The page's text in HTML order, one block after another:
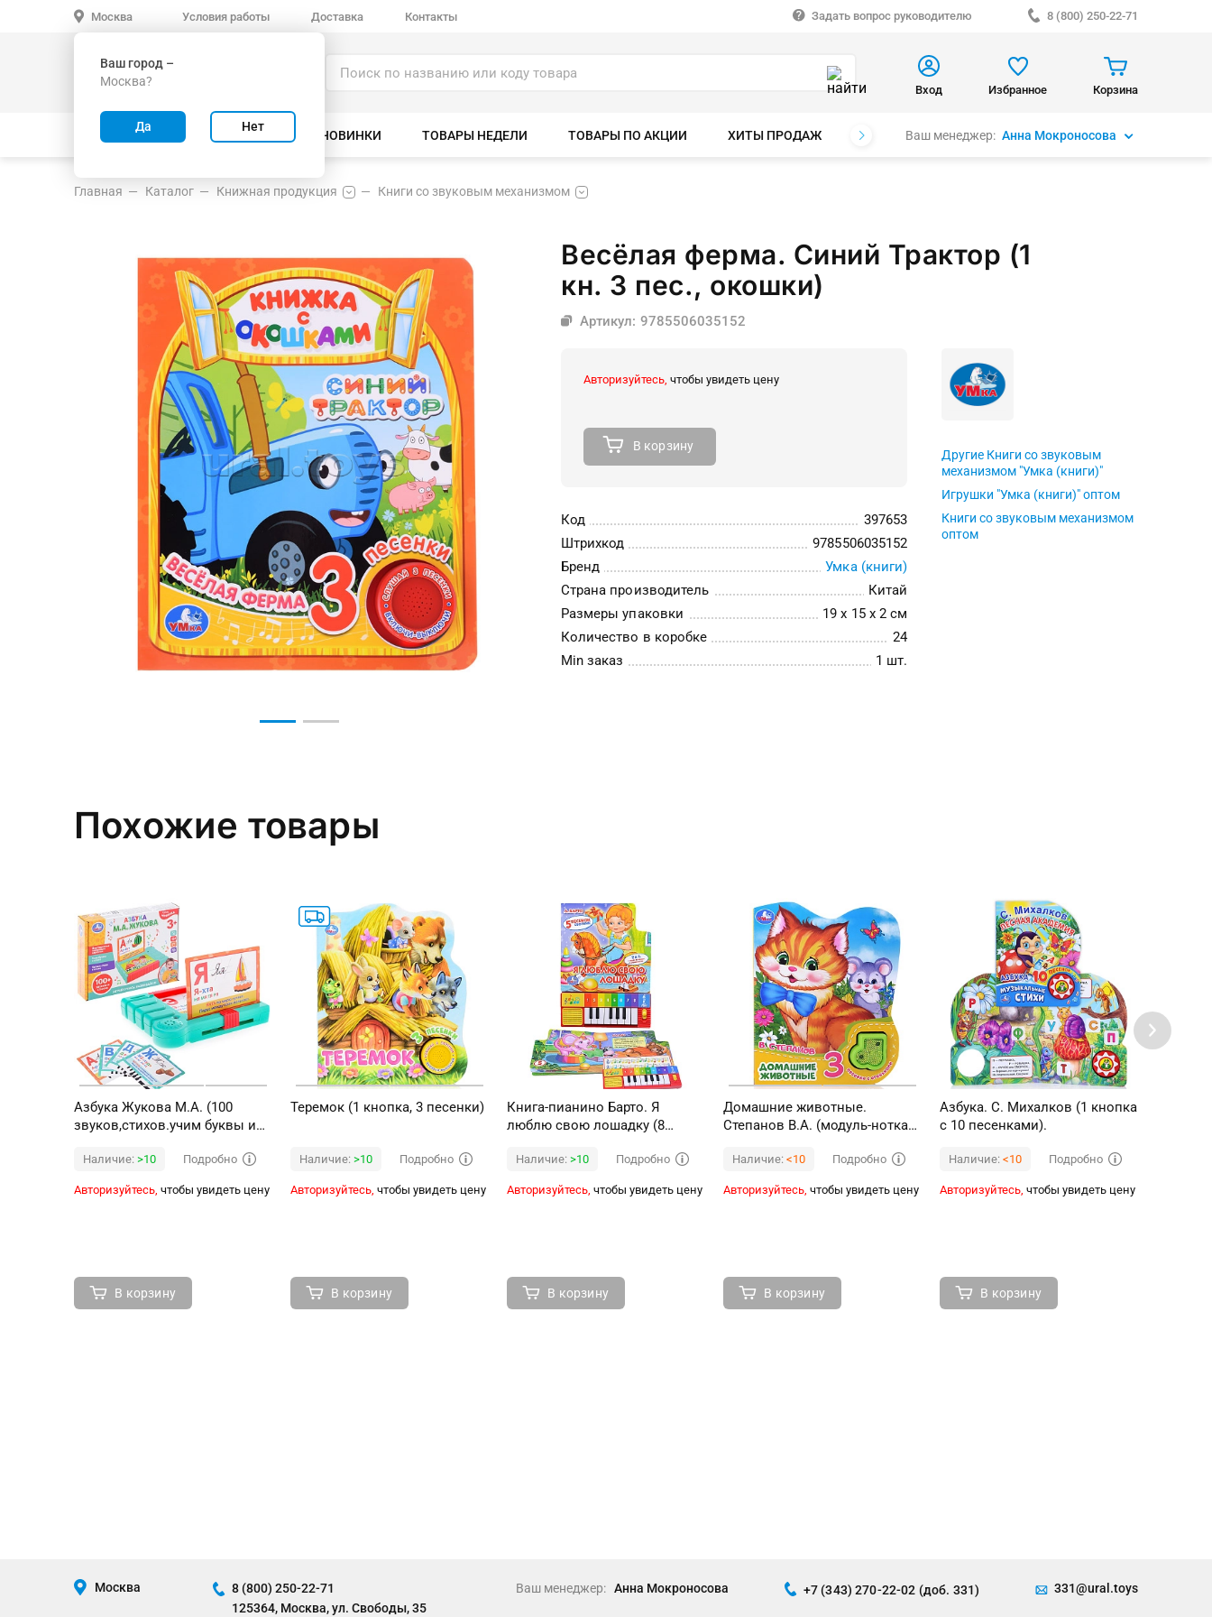
Москва
Ваш город –
Москва?
Да Нет
Условия работы Доставка Контакты Задать вопрос руководителю 8 (800) 250-22-71
Вход Избранное Корзина
ВСЕ ТОВАРЫ ВЕЛОСИПЕДЫ НОВИНКИ ТОВАРЫ НЕДЕЛИ ТОВАРЫ ПО АКЦИИ ХИТЫ ПРОДАЖ БРЕНДЫВаш менеджер: Анна Мокроносова
Главная Каталог Книжная продукция Книги со звуковым механизмом
Весёлая ферма. Синий Трактор (1
кн. 3 пес., окошки)
Артикул: 9785506035152
Авторизуйтесь, чтобы увидеть цену
В корзину
Код
397653
Штрихкод
9785506035152
Бренд
Умка (книги)
Страна производитель
Китай
Размеры упаковки
19 x 15 x 2 см
Количество в коробке
24
Min заказ
1 шт.
Другие Книги со звуковым
механизмом "Умка (книги)"
Игрушки "Умка (книги)" оптом
Книги со звуковым механизмом
оптом
Похожие товары
Азбука Жукова М.А. (100
звуков,стихов.учим буквы и
Наличие: >10 Подробно
Авторизуйтесь, чтобы увидеть цену
В корзину
Теремок (1 кнопка, 3 песенки)
Наличие: >10 Подробно
Авторизуйтесь, чтобы увидеть цену
В корзину
Книга-пианино Барто. Я
люблю свою лошадку (8
Наличие: >10 Подробно
Авторизуйтесь, чтобы увидеть цену
В корзину
Домашние животные.
Степанов В.А. (модуль-нотка
Наличие: <10 Подробно
Авторизуйтесь, чтобы увидеть цену
В корзину
Азбука. С. Михалков (1 кнопка
с 10 песенками).
Наличие: <10 Подробно
Авторизуйтесь, чтобы увидеть цену
В корзину
Москва
8 (800) 250-22-71
125364, Москва, ул. Свободы, 35
Ваш менеджер: Анна Мокроносова +7 (343) 270-22-02 (доб. 331) 331@ural.toys